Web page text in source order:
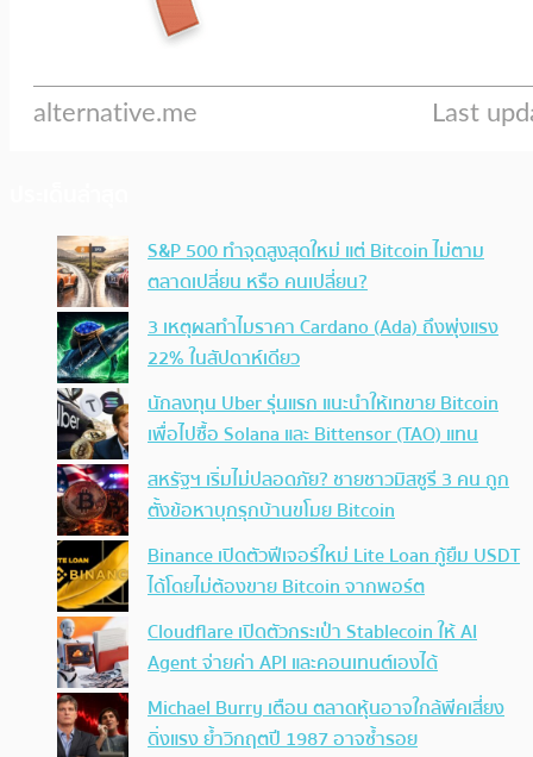
S&P 500 ทำจุดสูงสุดใหม่ แต่ Bitcoin ไม่ตาม
ตลาดเปลี่ยน หรือ คนเปลี่ยน?
3 เหตุผลทำไมราคา Cardano (Ada) ถึงพุ่งแรง
22% ในสัปดาห์เดียว
นักลงทุน Uber รุ่นแรก แนะนำให้เทขาย Bitcoin
เพื่อไปซื้อ Solana และ Bittensor (TAO) แทน
สหรัฐฯ เริ่มไม่ปลอดภัย? ชายชาวมิสซูรี 3 คน ถูก
ตั้งข้อหาบุกรุกบ้านขโมย Bitcoin
Binance เปิดตัวฟีเจอร์ใหม่ Lite Loan กู้ยืม USDT
ได้โดยไม่ต้องขาย Bitcoin จากพอร์ต
Cloudflare เปิดตัวกระเป๋า Stablecoin ให้ AI
Agent จ่ายค่า API และคอนเทนต์เองได้
Michael Burry เตือน ตลาดหุ้นอาจใกล้พีคเสี่ยง
ดิ่งแรง ย้ำวิกฤตปี 1987 อาจซ้ำรอย